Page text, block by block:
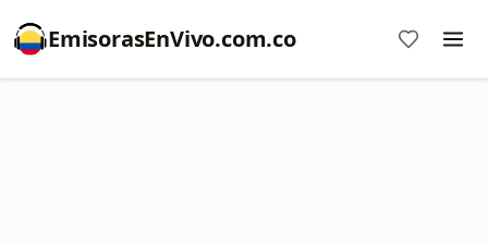
EmisorasEnVivo.com.co